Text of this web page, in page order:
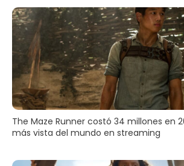
The Maze Runner costó 34 millones en
más vista del mundo en streaming